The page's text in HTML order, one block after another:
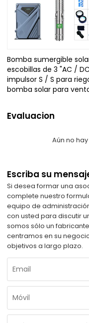
Bomba sumergible
escobillas de 3 "AC /
impulsor S / S para
bomba solar para
Evaluacion
Aún no
Escriba su
Si desea formar una
complete nuestro
equipo de
con usted para discutir
somos sólo un
centramos en su
objetivos a largo plazo.